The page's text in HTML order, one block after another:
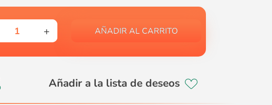
AÑADIR AL CARRITO